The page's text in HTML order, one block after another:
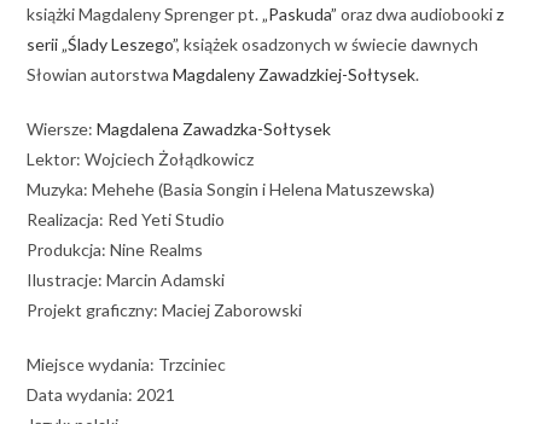
książki Magdaleny Sprenger pt. „Paskuda” oraz dwa audiobookiz
serii „Ślady Leszego”, książek osadzonych w świecie dawnych
Słowian autorstwaMagdaleny Zawadzkiej-Sołtysek.
Wiersze:Magdalena Zawadzka-Sołtysek
Lektor: Wojciech Żołądkowicz
Muzyka: Mehehe (Basia Songin i Helena Matuszewska)
Realizacja: Red Yeti Studio
Produkcja: Nine Realms
Ilustracje: Marcin Adamski
Projekt graficzny: Maciej Zaborowski
Miejsce wydania: Trzciniec
Data wydania: 2021